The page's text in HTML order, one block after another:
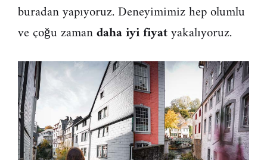
buradan yapıyoruz. Deneyimimiz hep olumlu
ve çoğu zamandaha iyi fiyatyakalıyoruz.